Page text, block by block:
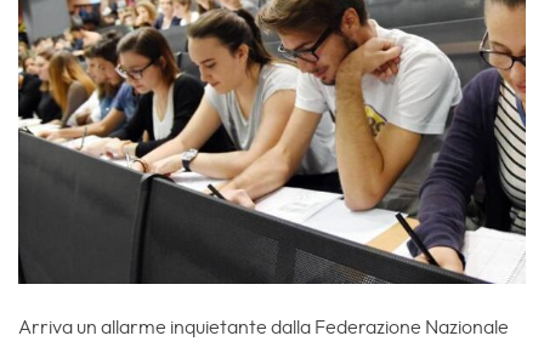
Arriva un allarme inquietante dalla Federazione Nazionale